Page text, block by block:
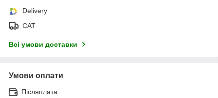
Delivery
САТ
Всі умови доставки
Умови оплати
Післяплата